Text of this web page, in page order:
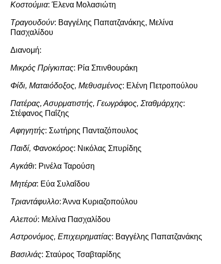
Κοστούμια: Έλενα Μολασιώτη
Τραγουδούν: Βαγγέλης Παπατζανάκης, Μελίνα
Πασχαλίδου
Διανομή:
Μικρός Πρίγκιπας: Ρία Σπινθουράκη
Φίδι, Ματαιόδοξος, Μεθυσμένος: Ελένη Πετροπούλου
Πατέρας, Ασυρματιστής, Γεωγράφος, Σταθμάρχης:
Στέφανος Παΐζης
Αφηγητής: Σωτήρης Πανταζόπουλος
Παιδί, Φανοκόρος: Νικόλας Σπυρίδης
Αγκάθι: Ρινέλα Ταρούση
Μητέρα: Εύα Συλαΐδου
Τριαντάφυλλο: Άννα Κυριαζοπούλου
Αλεπού: Μελίνα Πασχαλίδου
Αστρονόμος, Επιχειρηματίας: Βαγγέλης Παπατζανάκης
Βασιλιάς: Σταύρος Τσαβταρίδης